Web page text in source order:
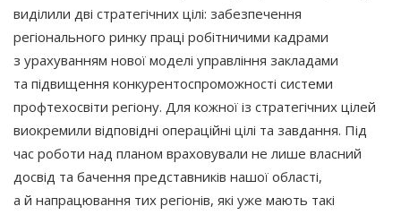
виділили дві стратегічних цілі: забезпечення
регіонального ринку праці робітничими кадрами
з урахуванням нової моделі управління закладами
та підвищення конкурентоспроможності системи
профтехосвіти регіону. Для кожної із стратегічних цілей
виокремили відповідні операційні цілі та завдання. Під
час роботи над планом враховували не лише власний
досвід та бачення представників нашої області,
а й напрацювання тих регіонів, які уже мають такі